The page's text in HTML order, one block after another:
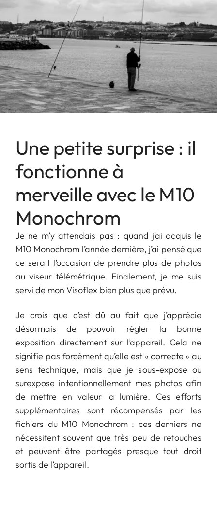
Une petite surprise : il
fonctionne à
merveille avec le M10
Monochrom
Je ne m’y attendais pas : quand j’ai acquis le
M10 Monochrom l’année dernière, j’ai pensé que
ce serait l’occasion de prendre plus de photos
au viseur télémétrique. Finalement, je me suis
servi de mon Visoflex bien plus que prévu.
Je crois que c’est dû au fait que j’apprécie
désormais de pouvoir régler la bonne
exposition directement sur l’appareil. Cela ne
signifie pas forcément qu’elle est « correcte » au
sens technique, mais que je sous-expose ou
surexpose intentionnellement mes photos afin
de mettre en valeur la lumière. Ces efforts
supplémentaires sont récompensés par les
fichiers du M10 Monochrom : ces derniers ne
nécessitent souvent que très peu de retouches
et peuvent être partagés presque tout droit
sortis de l’appareil.